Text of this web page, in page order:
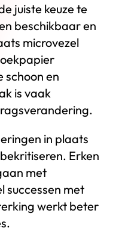
juiste keuze te
beschikbaar en
microvezel
schoon en
is vaak
in plaats
Erken
met
successen met
werkt beter